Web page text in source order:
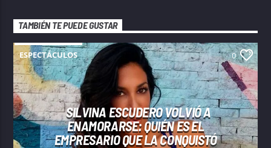
TAMBIÉN TE PUEDE GUSTAR
ESPECTÁCULOS 0
SILVINA ESCUDERO VOLVIÓ A
ENAMORARSE: QUIÉN ES EL
EMPRESARIO QUE LA CONQUISTÓ